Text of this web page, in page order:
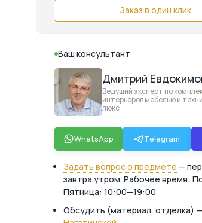
Заказ в один клик
Ваш консультант
Дмитрий
Ведущий эксперт по
интерьеров мебелью и
люкс
WhatsApp Telegram
Задать вопрос о предмете —
завтра утром. Рабочее время:
Пятница: 10:00—19:00
Обсудить (материал, отделка)